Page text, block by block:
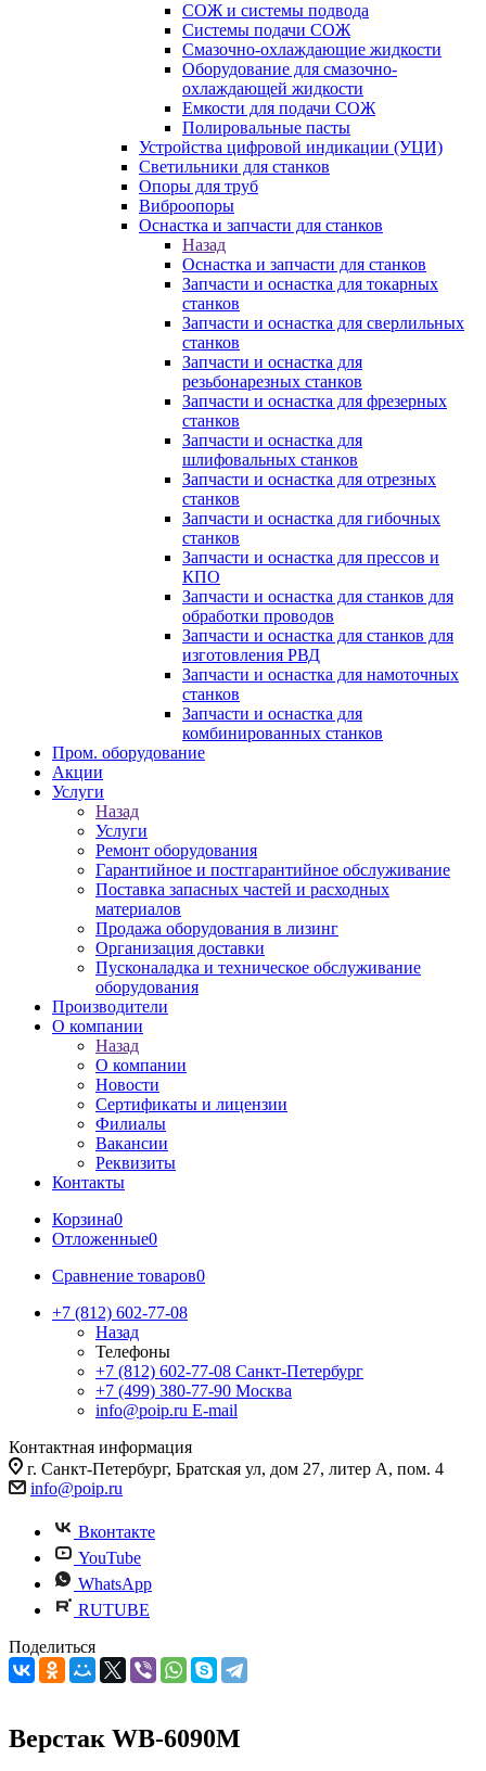
СОЖ и системы подвода
Системы подачи СОЖ
Смазочно-охлаждающие жидкости
Оборудование для смазочно-
охлаждающей жидкости
Емкости для подачи СОЖ
Полировальные пасты
Устройства цифровой индикации (УЦИ)
Светильники для станков
Опоры для труб
Виброопоры
Оснастка и запчасти для станков
Назад
Оснастка и запчасти для станков
Запчасти и оснастка для токарных
станков
Запчасти и оснастка для сверлильных
станков
Запчасти и оснастка для
резьбонарезных станков
Запчасти и оснастка для фрезерных
станков
Запчасти и оснастка для
шлифовальных станков
Запчасти и оснастка для отрезных
станков
Запчасти и оснастка для гибочных
станков
Запчасти и оснастка для прессов и
КПО
Запчасти и оснастка для станков для
обработки проводов
Запчасти и оснастка для станков для
изготовления РВД
Запчасти и оснастка для намоточных
станков
Запчасти и оснастка для
комбинированных станков
Пром. оборудование
Акции
Услуги
Назад
Услуги
Ремонт оборудования
Гарантийное и постгарантийное обслуживание
Поставка запасных частей и расходных
материалов
Продажа оборудования в лизинг
Организация доставки
Пусконаладка и техническое обслуживание
оборудования
Производители
О компании
Назад
О компании
Новости
Сертификаты и лицензии
Филиалы
Вакансии
Реквизиты
Контакты
Корзина0
Отложенные0
Сравнение товаров0
+7 (812) 602-77-08
Назад
Телефоны
+7 (812) 602-77-08 Санкт-Петербург
+7 (499) 380-77-90 Москва
info@poip.ru E-mail
Контактная информация
г. Санкт-Петербург, Братская ул, дом 27, литер А, пом. 4
info@poip.ru
Вконтакте
YouTube
WhatsApp
RUTUBE
Поделиться
Верстак WB-6090M